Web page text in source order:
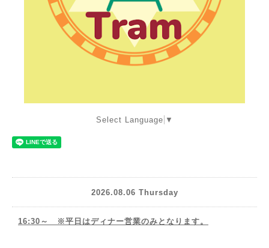
Select Language ▼
2026.08.06 Thursday
16:30～ ※平日はディナー営業のみとなります。